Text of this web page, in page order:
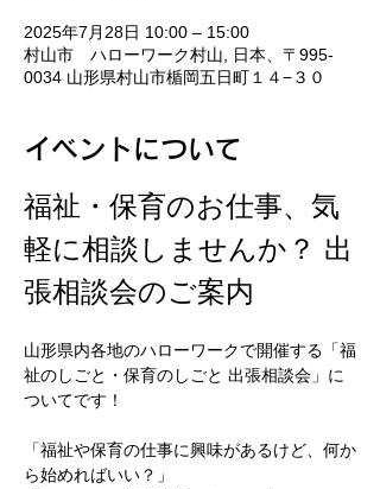
2025年7月28日 10:00 – 15:00
村山市 ハローワーク村山, 日本、〒995-
0034 山形県村山市楯岡五日町１４−３０
イベントについて
福祉・保育のお仕事、気
軽に相談しませんか？ 出
張相談会のご案内
山形県内各地のハローワークで開催する「福
祉のしごと・保育のしごと 出張相談会」に
ついてです！
「福祉や保育の仕事に興味があるけど、何か
ら始めればいい？」